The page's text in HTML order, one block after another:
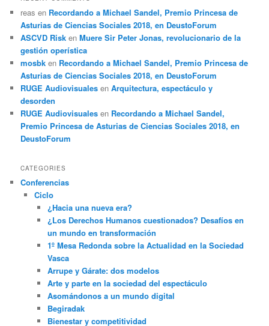
reas en Recordando a Michael Sandel, Premio Princesa de
Asturias de Ciencias Sociales 2018, en DeustoForum
ASCVD Risk enMuere Sir Peter Jonas, revolucionario de la
gestión operística
mosbk en Recordando a Michael Sandel, Premio Princesa de
Asturias de Ciencias Sociales 2018, en DeustoForum
RUGE Audiovisuales enArquitectura, espectáculo y
desorden
RUGE Audiovisuales en Recordando a Michael Sandel,
Premio Princesa de Asturias de Ciencias Sociales 2018, en
DeustoForum
CATEGORIES
Conferencias
Ciclo
¿Hacia una nueva era?
¿Los Derechos Humanos cuestionados? Desafíos en
un mundo en transformación
1º Mesa Redonda sobre la Actualidad en la Sociedad
Vasca
Arrupe y Gárate: dos modelos
Arte y parte en la sociedad del espectáculo
Asomándonos a un mundo digital
Begiradak
Bienestar y competitividad